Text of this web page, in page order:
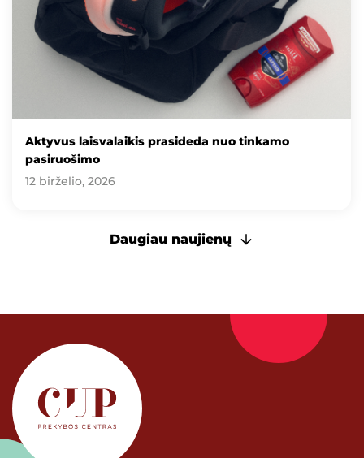
Aktyvus laisvalaikis prasideda nuo tinkamo
pasiruošimo
12 birželio, 2026
Daugiau naujienų